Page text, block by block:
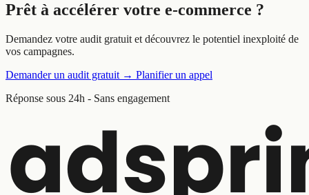
Prêt à accélérer votre e-commerce ?
Demandez votre audit gratuit et découvrez le potentiel inexploité de
vos campagnes.
Demander un audit gratuit → Planifier un appel
Réponse sous 24h - Sans engagement